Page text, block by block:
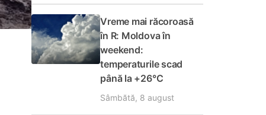
Vreme mai răcoroasă
în R: Moldova în
weekend:
temperaturile scad
până la +26°C
Sâmbătă, 8 august